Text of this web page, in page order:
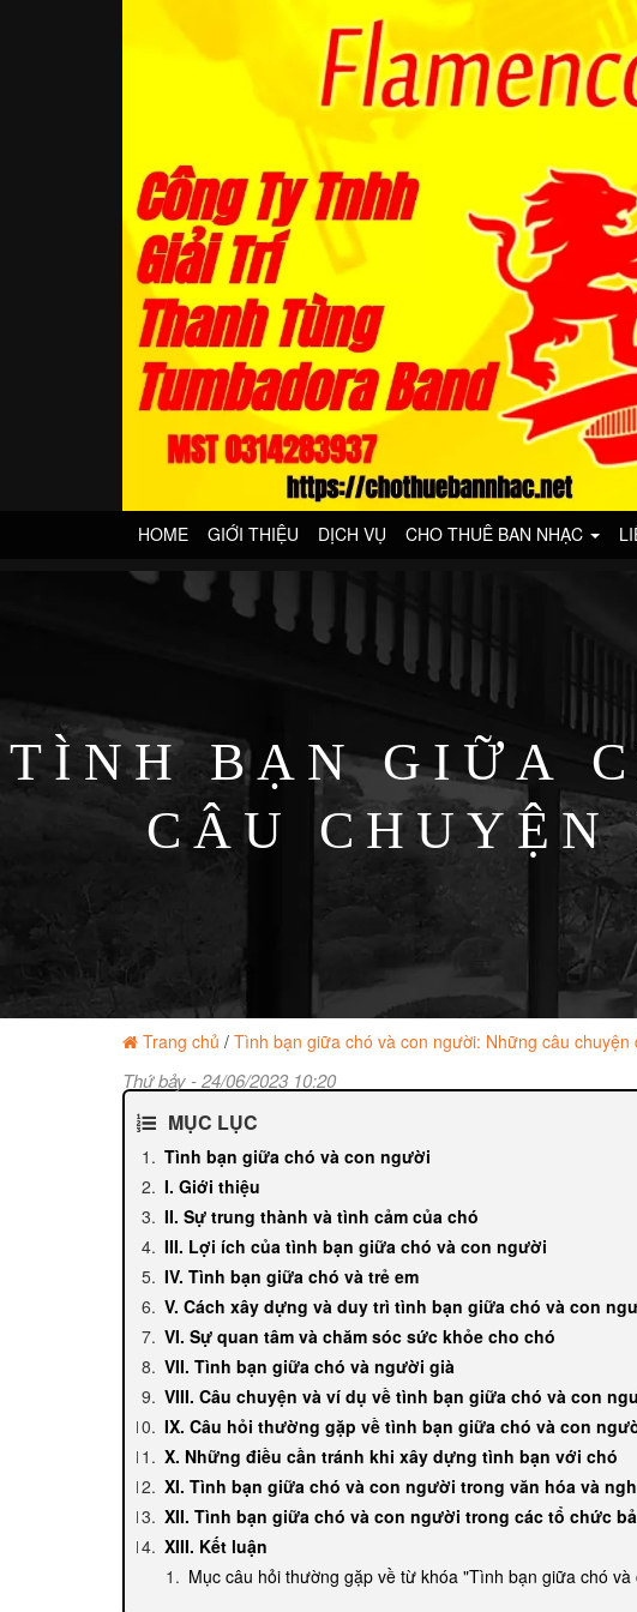
HOME GIỚI THIỆU DỊCH VỤ CHO THUÊ BAN NHẠC
TÌNH BẠN GIỮA
CÂU
Trang chủ / Tình bạn giữa chó và con người: Những câu chuyện
Thứ bảy - 24/06/2023 10:20
MỤC LỤC
Tình bạn giữa chó và con người
I. Giới thiệu
II. Sự trung thành và tình cảm của chó
III. Lợi ích của tình bạn giữa chó và con người
IV. Tình bạn giữa chó và trẻ em
V. Cách xây dựng và duy trì tình bạn giữa chó và con
VI. Sự quan tâm và chăm sóc sức khỏe cho chó
VII. Tình bạn giữa chó và người già
VIII. Câu chuyện và ví dụ về tình bạn giữa chó và con
IX. Câu hỏi thường gặp về tình bạn giữa chó và con
X. Những điều cần tránh khi xây dựng tình bạn với chó
XI. Tình bạn giữa chó và con người trong văn hóa và
XII. Tình bạn giữa chó và con người trong các tổ chức
XIII. Kết luận
Mục câu hỏi thường gặp về từ khóa "Tình bạn giữa chó và